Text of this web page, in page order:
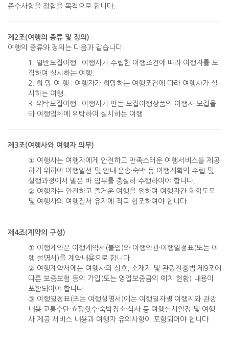
준수사항을 정함을 목적으로 합니다.
제2조(여행의 종류 및 정의)
여행의 종류와 정의는 다음과 같습니다.
1. 일반모집여행 : 여행사가 수립한 여행조건에 따라 여행자를 모
집하여 실시하는 여행.
2. 희 망 여 행 : 여행자가 희망하는 여행조건에 따라 여행사가 실
시하는 여행.
3. 위탁모집여행 : 여행사가 만든 모집여행상품의 여행자 모집을
타 여행업체에 위탁하여 실시하는 여행.
제3조(여행사와 여행자 의무)
① 여행사는 여행자에게 안전하고 만족스러운 여행서비스를 제공
하기 위하여 여행알선 및 안내·운송·숙박 등 여행계획의 수립 및
실행과정에서 맡은 바 임무를 충실히 수행하여야 합니다.
② 여행자는 안전하고 즐거운 여행을 위하여 여행자간 화합도모
및 여행사의 여행질서 유지에 적극 협조하여야 합니다.
제4조(계약의 구성)
① 여행계약은 여행계약서(붙임)와 여행약관·여행일정표(또는 여
행 설명서)를 계약내용으로 합니다.
② 여행계약서에는 여행사의 상호, 소재지 및 관광진흥법 제9조에
따른 보증보험 등의 가입(또는 영업보증금의 예치 현황) 내용이
포함되어야 합니다.
③ 여행일정표(또는 여행설명서)에는 여행일자별 여행지와 관광
내용·교통수단·쇼핑횟수·숙박장소·식사 등 여행실시일정 및 여행
사 제공 서비스 내용과 여행자 유의사항이 포함되어야 합니다.